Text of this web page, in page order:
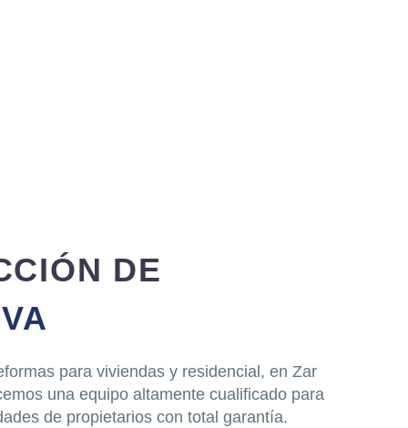
DE
para viviendas y residencial, en Zar
una equipo altamente cualificado para
de propietarios con total garantía.